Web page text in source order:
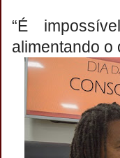
“É
alimentando o